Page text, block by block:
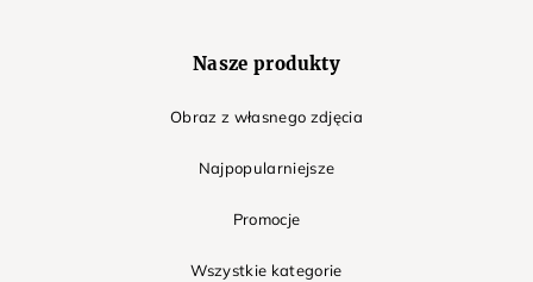
Nasze produkty
Obraz z własnego zdjęcia
Najpopularniejsze
Promocje
Wszystkie kategorie